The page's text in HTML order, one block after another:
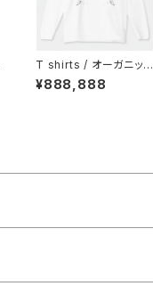
T shirts / オーガニック
コットンロング 双子の
花のマリア【立像】
¥888,888